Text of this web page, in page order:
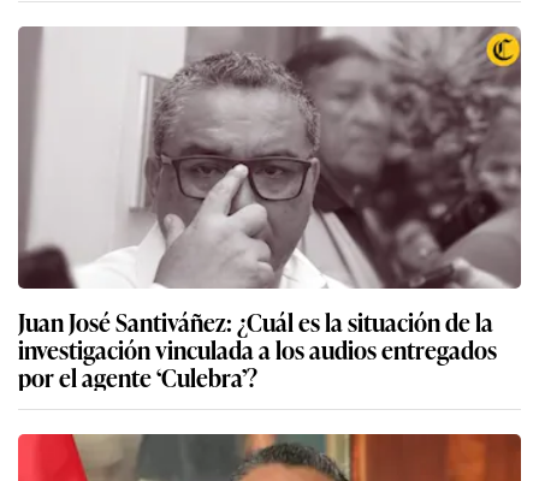
Juan José Santiváñez: ¿Cuál es la situación de la
investigación vinculada a los audios entregados
por el agente ‘Culebra’?